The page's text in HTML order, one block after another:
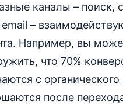
каналы – поиск,
email –
Например, вы
что 70%
с
после